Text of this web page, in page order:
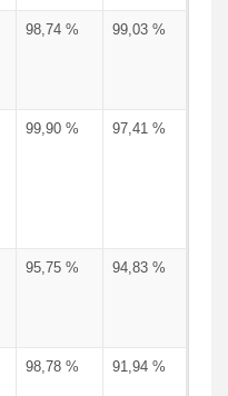
98,74 % 99,03 %
99,90 % 97,41 %
95,75 % 94,83 %
98,78 % 91,94 %